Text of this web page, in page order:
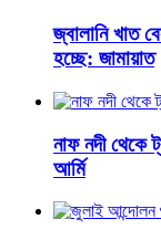
জ্বালানি খাত
হচ্ছে: জামায়াত
নাফ নদী থেকে
আর্মি